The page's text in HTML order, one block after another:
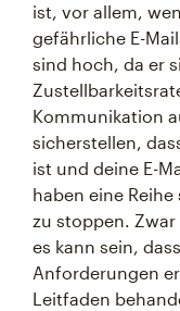
ist, vor allem,
gefährliche E-
sind hoch, da er
Kommunikation
sicherstellen,
ist und deine E-
haben eine
zu stoppen.
es kann sein,
Anforderungen
Leitfaden